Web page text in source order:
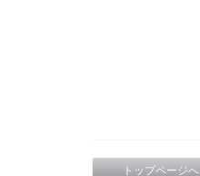
トップページへ